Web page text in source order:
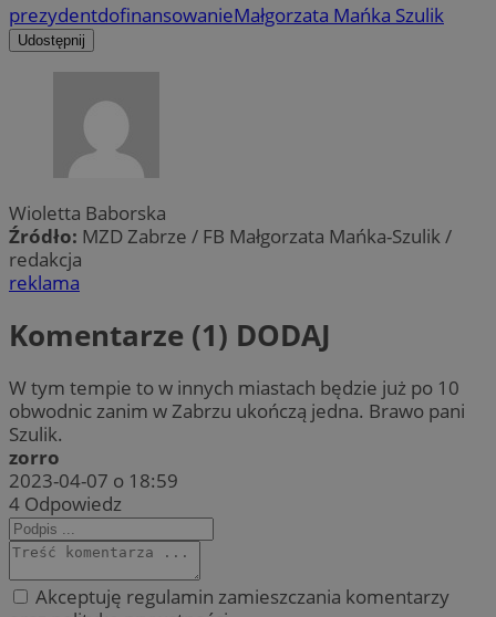
prezydentdofinansowanieMałgorzata Mańka Szulik
Udostępnij
Wioletta Baborska
Źródło: MZD Zabrze / FB Małgorzata Mańka-Szulik /
redakcja
reklama
Komentarze (1) DODAJ
W tym tempie to w innych miastach będzie już po 10
obwodnic zanim w Zabrzu ukończą jedna. Brawo pani
Szulik.
zorro
2023-04-07 o 18:59
4 Odpowiedz
Akceptuję regulamin zamieszczania komentarzy